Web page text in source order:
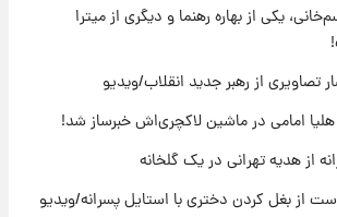
۱۷ ساعت پیش
۱۸ ساعت پیش
با قدرتمندترین و بادوام ترین تانک جهان آشنا
شوید+ فیلم
یکی از بهاره رهنما و دیگری از میترا
تصاویری از رهبر جدید انقلاب/ویدیو
امامی در ماشین لاکچری‌اش خبرساز شد!
از هدیه تهرانی در یک گلخانه
از بغل کردن دختری با استایل پسرانه/ویدیو